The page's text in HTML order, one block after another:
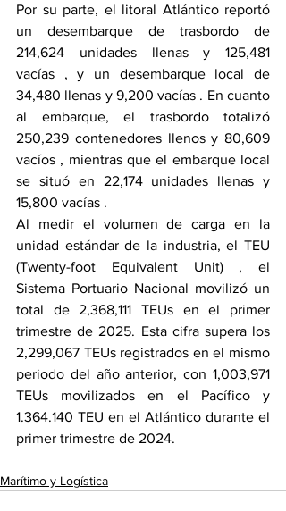
Por su parte, el litoral Atlántico reportó
un desembarque de trasbordo de
214,624 unidades llenas y 125,481
vacías , y un desembarque local de
34,480 llenas y 9,200 vacías . En cuanto
al embarque, el trasbordo totalizó
250,239 contenedores llenos y 80,609
vacíos , mientras que el embarque local
se situó en 22,174 unidades llenas y
15,800 vacías .
Al medir el volumen de carga en la
unidad estándar de la industria, el TEU
(Twenty-foot Equivalent Unit) , el
Sistema Portuario Nacional movilizó un
total de 2,368,111 TEUs en el primer
trimestre de 2025. Esta cifra supera los
2,299,067 TEUs registrados en el mismo
periodo del año anterior, con 1,003,971
TEUs movilizados en el Pacífico y
1.364.140 TEU en el Atlántico durante el
primer trimestre de 2024.
Marítimo y Logística